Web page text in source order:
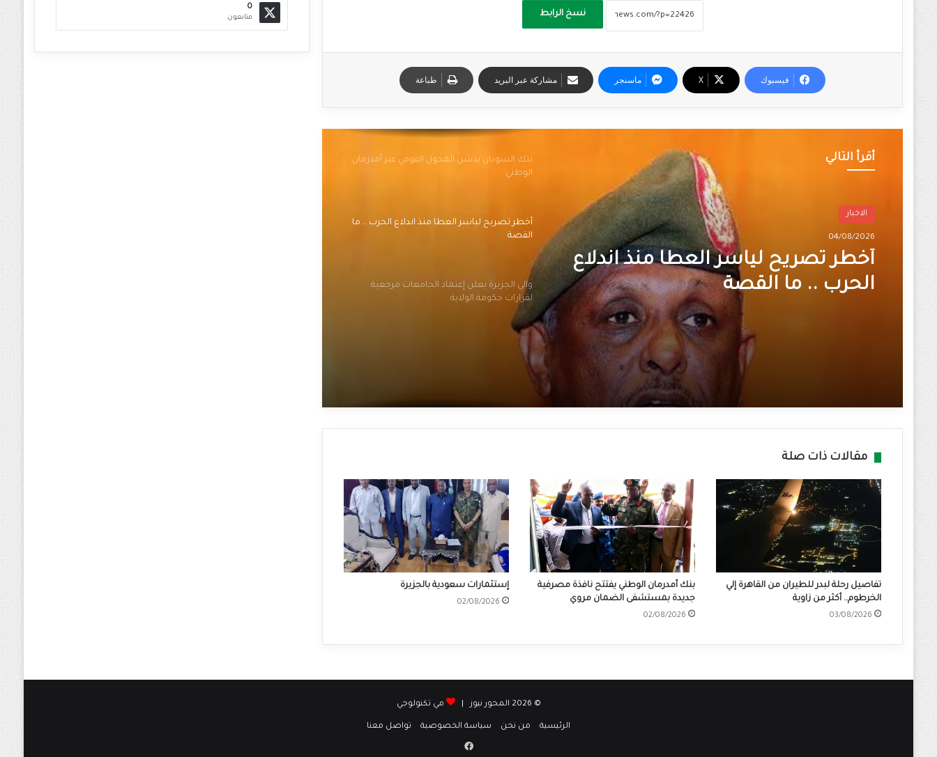
نسخ الرابط
فيسبوك ‫X ماسنجر مشاركة عبر البريد طباعة
أقرأ التالي
الاخبار
04/08/2026
أخطر تصريح لياسر العطا منذ اندلاع
الحرب .. ما القصة
بنك السودان يدشن المحول القومي عبر أمدرمان
الوطني
أخطر تصريح لياسر العطا منذ اندلاع الحرب .. ما
القصة
والي الجزيرة يعلن إعتماد الجامعات مرجعية
لقرارات حكومة الولاية
مقالات ذات صلة
تفاصيل رحلة لبدر للطيران من القاهرة إلي
الخرطوم.. أكثر من زاوية
03/08/2026
بنك أمدرمان الوطني يفتتح نافذة مصرفية
جديدة بمستشفى الضمان مروي
02/08/2026
إستثمارات سعودية بالجزيرة
02/08/2026
0
متابعون
© 2026 المحور نيوز | مي تكنولوجي
الرئيسية من نحن سياسة الخصوصية تواصل معنا